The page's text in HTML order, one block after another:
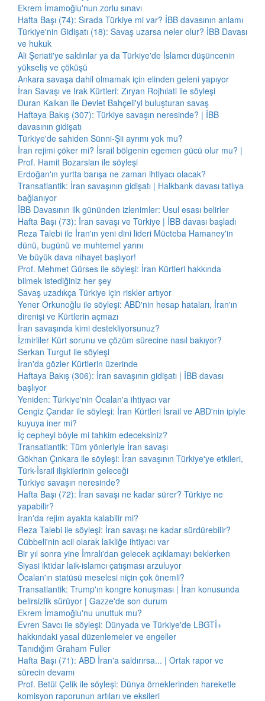
Ekrem İmamoğlu'nun zorlu sınavı
Hafta Başı (74): Sırada Türkiye mi var? İBB davasının anlamı
Türkiye'nin Gidişatı (18): Savaş uzarsa neler olur? İBB Davası
ve hukuk
Ali Şeriati'ye saldırılar ya da Türkiye'de İslamcı düşüncenin
yükseliş ve çöküşü
Ankara savaşa dahil olmamak için elinden geleni yapıyor
İran Savaşı ve Irak Kürtleri: Zıryan Rojhılati ile söyleşi
Duran Kalkan ile Devlet Bahçeli'yi buluşturan savaş
Haftaya Bakış (307): Türkiye savaşın neresinde? | İBB
davasının gidişatı
Türkiye'de sahiden Sünni-Şii ayrımı yok mu?
İran rejimi çöker mi? İsrail bölgenin egemen gücü olur mu? |
Prof. Hamit Bozarslan ile söyleşi
Erdoğan'ın yurtta barışa ne zaman ihtiyacı olacak?
Transatlantik: İran savaşının gidişatı | Halkbank davası tatlıya
bağlanıyor
İBB Davasının ilk gününden izlenimler: Usul esası belirler
Hafta Başı (73): İran savaşı ve Türkiye | İBB davası başladı
Reza Talebi ile İran'ın yeni dini lideri Mücteba Hamaney'in
dünü, bugünü ve muhtemel yarını
Ve büyük dava nihayet başlıyor!
Prof. Mehmet Gürses ile söyleşi: İran Kürtleri hakkında
bilmek istediğiniz her şey
Savaş uzadıkça Türkiye için riskler artıyor
Yener Orkunoğlu ile söyleşi: ABD'nin hesap hataları, İran'ın
direnişi ve Kürtlerin açmazı
İran savaşında kimi destekliyorsunuz?
İzmirliler Kürt sorunu ve çözüm sürecine nasıl bakıyor?
Serkan Turgut ile söyleşi
İran'da gözler Kürtlerin üzerinde
Haftaya Bakış (306): İran savaşının gidişatı | İBB davası
başlıyor
Yeniden: Türkiye'nin Öcalan'a ihtiyacı var
Cengiz Çandar ile söyleşi: İran Kürtleri İsrail ve ABD'nin ipiyle
kuyuya iner mi?
İç cepheyi böyle mi tahkim edeceksiniz?
Transatlantik: Tüm yönleriyle İran savaşı
Gökhan Çınkara ile söyleşi: İran savaşının Türkiye'ye etkileri,
Türk-İsrail ilişkilerinin geleceği
Türkiye savaşın neresinde?
Hafta Başı (72): İran savaşı ne kadar sürer? Türkiye ne
yapabilir?
İran'da rejim ayakta kalabilir mi?
Reza Talebi ile söyleşi: İran savaşı ne kadar sürdürebilir?
Cübbeli'nin acil olarak laikliğe ihtiyacı var
Bir yıl sonra yine İmralı'dan gelecek açıklamayı beklerken
Siyasi iktidar laik-islamcı çatışması arzuluyor
Öcalan'ın statüsü meselesi niçin çok önemli?
Transatlantik: Trump'ın kongre konuşması | İran konusunda
belirsizlik sürüyor | Gazze'de son durum
Ekrem İmamoğlu'nu unuttuk mu?
Evren Savcı ile söyleşi: Dünyada ve Türkiye'de LBGTİ+
hakkındaki yasal düzenlemeler ve engeller
Tanıdığım Graham Fuller
Hafta Başı (71): ABD İran'a saldırırsa... | Ortak rapor ve
sürecin devamı
Prof. Betül Çelik ile söyleşi: Dünya örneklerinden hareketle
komisyon raporunun artıları ve eksileri